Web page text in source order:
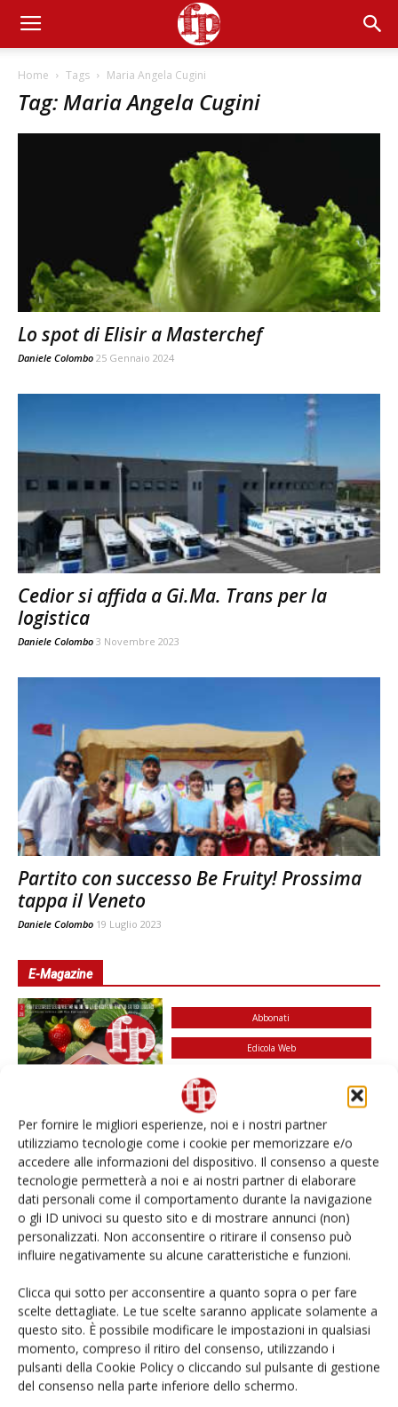
Per fornire le migliori esperienze, noi e i nostri partner
utilizziamo tecnologie come i cookie per memorizzare e/o
accedere alle informazioni del dispositivo. Il consenso a queste
tecnologie permetterà a noi e ai nostri partner di elaborare
dati personali come il comportamento durante la navigazione
o gli ID univoci su questo sito e di mostrare annunci (non)
personalizzati. Non acconsentire o ritirare il consenso può
influire negativamente su alcune caratteristiche e funzioni.
Clicca qui sotto per acconsentire a quanto sopra o per fare
scelte dettagliate. Le tue scelte saranno applicate solamente a
questo sito. È possibile modificare le impostazioni in qualsiasi
momento, compreso il ritiro del consenso, utilizzando i
pulsanti della Cookie Policy o cliccando sul pulsante di gestione
del consenso nella parte inferiore dello schermo.
Home Tags Maria Angela Cugini
Tag: Maria Angela Cugini
Lo spot di Elisir a Masterchef
Daniele Colombo 25 Gennaio 2024
Cedior si affida a Gi.Ma. Trans per la
logistica
Daniele Colombo 3 Novembre 2023
Partito con successo Be Fruity! Prossima
tappa il Veneto
Daniele Colombo 19 Luglio 2023
E-Magazine
Abbonati
Edicola Web
I più visti
Spazio Conad: continua la conversione dei punti di
vendita
Non è una susina: è Metis… e può rivoluzionare la
categoria